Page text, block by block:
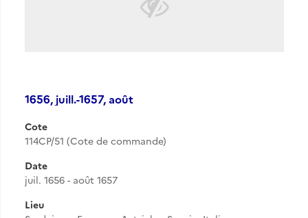
1656, juill.-1657, août
Cote
114CP/51 (Cote de commande)
Date
juil. 1656 - août 1657
Lieu